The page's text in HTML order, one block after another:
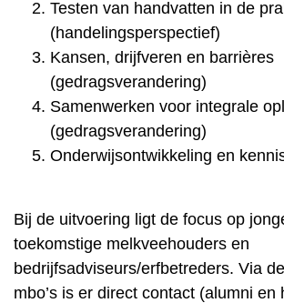
Testen van handvatten in de
(handelingsperspectief)
Kansen, drijfveren en barrières
(gedragsverandering)
Samenwerken voor integrale
(gedragsverandering)
Onderwijsontwikkeling en
Bij de uitvoering ligt de focus op
toekomstige melkveehouders en
bedrijfsadviseurs/erfbetreders. Via
mbo’s is er direct contact (alumni en